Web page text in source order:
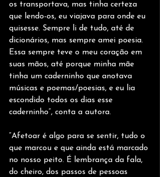
os transportava, mas tinha certeza
que lendo-os, eu viajava para onde eu
quisesse. Sempre li de tudo, até de
dicionários, mas sempre amei poesia.
Essa sempre teve o meu coração em
suas mãos, até porque minha mãe
tinha um caderninho que anotava
músicas e poemas/poesias, e eu lia
escondido todos os dias esse
caderninho”, conta a autora.
“Afetoar é algo para se sentir, tudo o
que marcou e que ainda está marcado
no nosso peito. É lembrança da fala,
do cheiro, dos passos de pessoas